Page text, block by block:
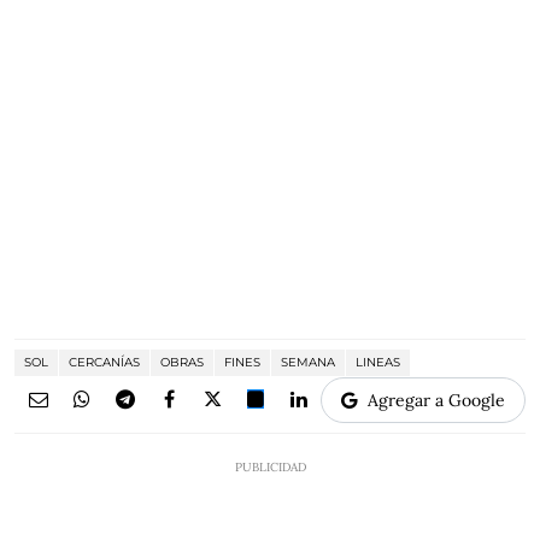
SOL CERCANÍAS OBRAS FINES SEMANA LINEAS
Agregar a Google